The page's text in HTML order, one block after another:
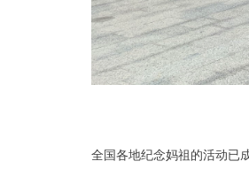
全国各地纪念妈祖的活动已